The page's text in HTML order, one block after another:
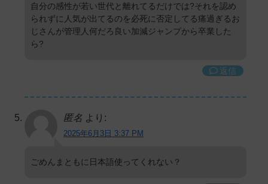
自分の感性が若い世代と離れてるだけでは?それを認め
られずに人気が出てるのを必死に否定してる痛過ぎるお
じさんが管理人何だろ良い加減ジャンプから卒業した
ら?
返信
匿名 より:
2025年6月3日 3:37 PM
ごめんまともに日本語使ってくれない？